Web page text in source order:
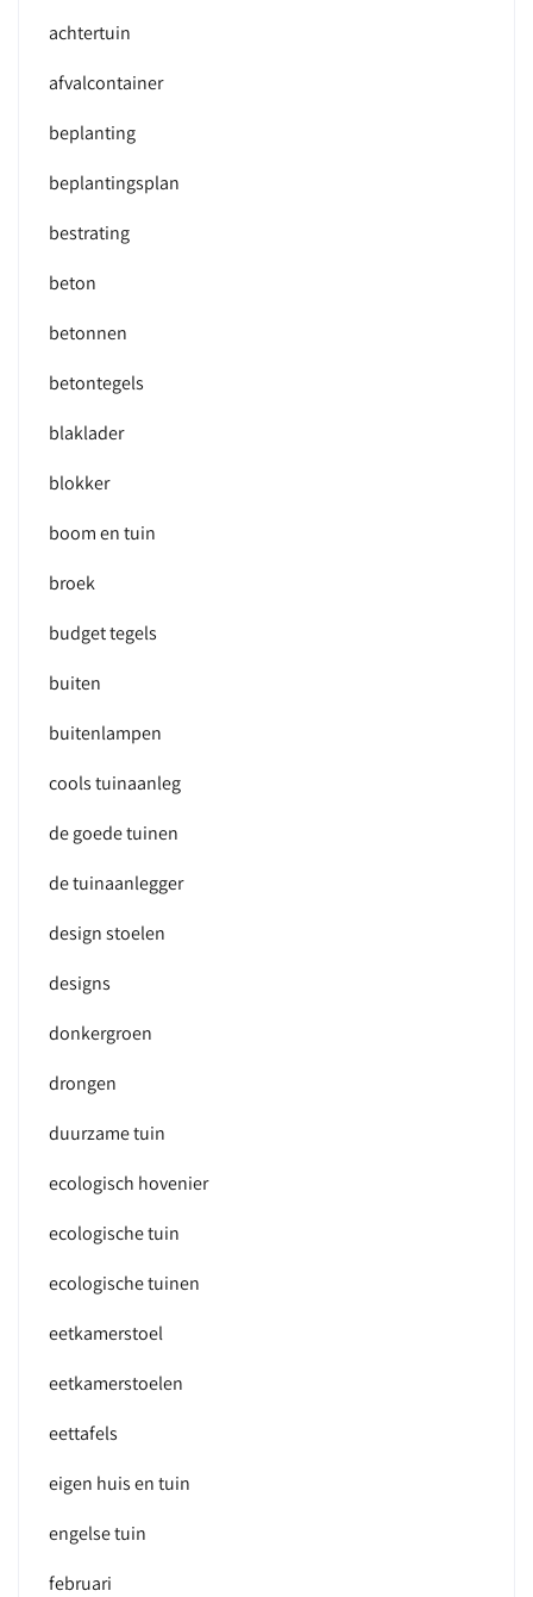
achtertuin
afvalcontainer
beplanting
beplantingsplan
bestrating
beton
betonnen
betontegels
blaklader
blokker
boom en tuin
broek
budget tegels
buiten
buitenlampen
cools tuinaanleg
de goede tuinen
de tuinaanlegger
design stoelen
designs
donkergroen
drongen
duurzame tuin
ecologisch hovenier
ecologische tuin
ecologische tuinen
eetkamerstoel
eetkamerstoelen
eettafels
eigen huis en tuin
engelse tuin
februari